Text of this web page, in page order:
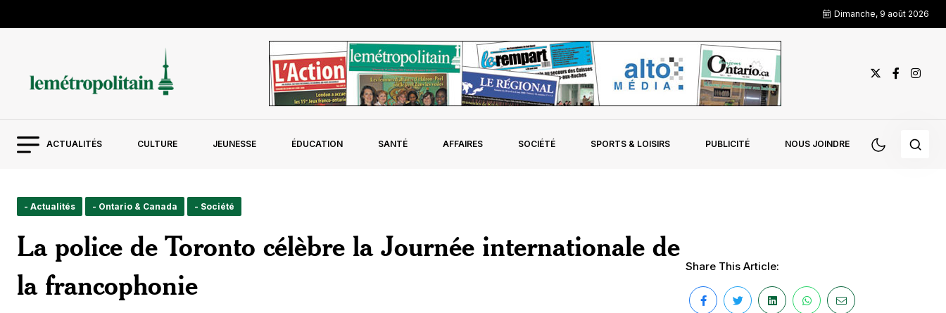
Dimanche, 9 août 2026
ACTUALITÉS CULTURE JEUNESSE ÉDUCATION SANTÉ AFFAIRES SOCIÉTÉ SPORTS & LOISIRS PUBLICITÉ NOUS JOINDRE
- Actualités - Ontario & Canada - Société
La police de Toronto célèbre la Journée internationale de
la francophonie
Share This Article: